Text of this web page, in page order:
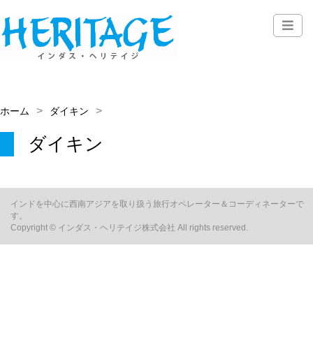
ホーム ダイキン
ダイキン
インドを中心に西南アジアを取り扱う旅行オペレーター＆コーディネーターで
す。
Copyright © インダス・ヘリテイジ株式会社 All rights reserved.